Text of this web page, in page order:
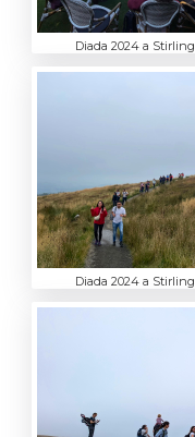
Diada 2024 a Stirling
Diada 2024 a Stirling